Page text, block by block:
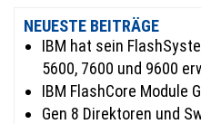
NEUESTE BEITRÄGE
IBM hat sein
5600, 7600 und 9600
IBM FlashCore Module
Gen 8 Direktoren und